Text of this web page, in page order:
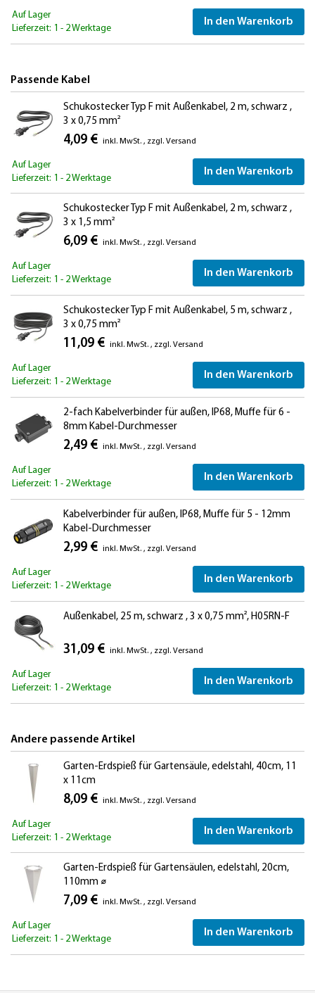
Auf Lager
Lieferzeit: 1 - 2 Werktage
In den Warenkorb
Passende Kabel
Schukostecker Typ F mit Außenkabel, 2 m, schwarz ,
3 x 0,75 mm²
4,09 € inkl. MwSt. , zzgl. Versand
Auf Lager
Lieferzeit: 1 - 2 Werktage
In den Warenkorb
Schukostecker Typ F mit Außenkabel, 2 m, schwarz ,
3 x 1,5 mm²
6,09 € inkl. MwSt. , zzgl. Versand
Auf Lager
Lieferzeit: 1 - 2 Werktage
In den Warenkorb
Schukostecker Typ F mit Außenkabel, 5 m, schwarz ,
3 x 0,75 mm²
11,09 € inkl. MwSt. , zzgl. Versand
Auf Lager
Lieferzeit: 1 - 2 Werktage
In den Warenkorb
2-fach Kabelverbinder für außen, IP68, Muffe für 6 -
8mm Kabel-Durchmesser
2,49 € inkl. MwSt. , zzgl. Versand
Auf Lager
Lieferzeit: 1 - 2 Werktage
In den Warenkorb
Kabelverbinder für außen, IP68, Muffe für 5 - 12mm
Kabel-Durchmesser
2,99 € inkl. MwSt. , zzgl. Versand
Auf Lager
Lieferzeit: 1 - 2 Werktage
In den Warenkorb
Außenkabel, 25 m, schwarz , 3 x 0,75 mm², H05RN-F
31,09 € inkl. MwSt. , zzgl. Versand
Auf Lager
Lieferzeit: 1 - 2 Werktage
In den Warenkorb
Andere passende Artikel
Garten-Erdspieß für Gartensäule, edelstahl, 40cm, 11
x 11cm
8,09 € inkl. MwSt. , zzgl. Versand
Auf Lager
Lieferzeit: 1 - 2 Werktage
In den Warenkorb
Garten-Erdspieß für Gartensäulen, edelstahl, 20cm,
110mm ⌀
7,09 € inkl. MwSt. , zzgl. Versand
Auf Lager
Lieferzeit: 1 - 2 Werktage
In den Warenkorb